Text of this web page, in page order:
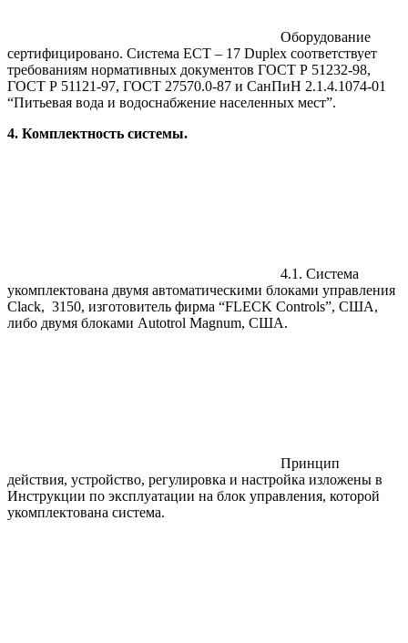
Оборудование
сертифицировано. Система ECT – 17 Duplex соответствует
требованиям нормативных документов ГОСТ Р 51232-98,
ГОСТ Р 51121-97, ГОСТ 27570.0-87 и СанПиН 2.1.4.1074-01
“Питьевая вода и водоснабжение населенных мест”.
4. Комплектность системы.
4.1. Система
укомплектована двумя автоматическими блоками управления
Clack, 3150, изготовитель фирма “FLECK Controls”, США,
либо двумя блоками Autotrol Magnum, США.
Принцип
действия, устройство, регулировка и настройка изложены в
Инструкции по эксплуатации на блок управления, которой
укомплектована система.